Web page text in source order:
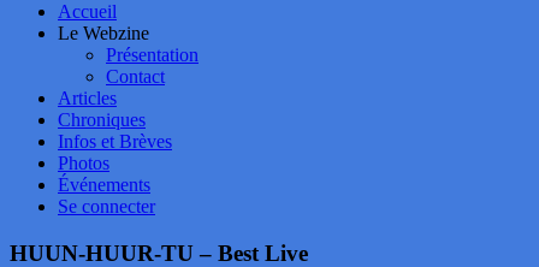
Accueil
Le Webzine
Présentation
Contact
Articles
Chroniques
Infos et Brèves
Photos
Événements
Se connecter
HUUN-HUUR-TU – Best Live